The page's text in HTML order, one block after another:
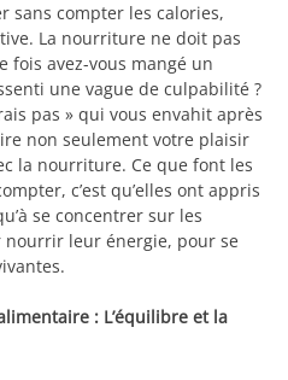
sans compter les calories,
La nourriture ne doit pas
fois avez-vous mangé un
une vague de culpabilité ?
pas » qui vous envahit après
non seulement votre plaisir
la nourriture. Ce que font les
c’est qu’elles ont appris
se concentrer sur les
leur énergie, pour se
: L’équilibre et la